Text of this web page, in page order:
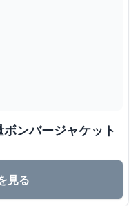
ンバージャケット
見る